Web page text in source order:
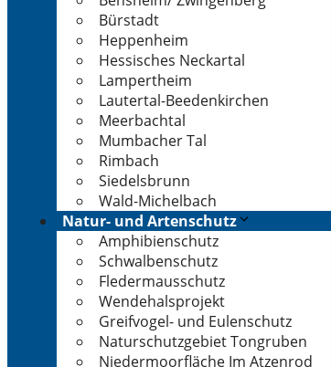
Bürstadt
Heppenheim
Hessisches Neckartal
Lampertheim
Lautertal-Beedenkirchen
Meerbachtal
Mumbacher Tal
Rimbach
Siedelsbrunn
Wald-Michelbach
Natur- und Artenschutz
Amphibienschutz
Schwalbenschutz
Fledermausschutz
Wendehalsprojekt
Greifvogel- und Eulenschutz
Naturschutzgebiet Tongruben
Niedermoorfläche Im Atzenrod